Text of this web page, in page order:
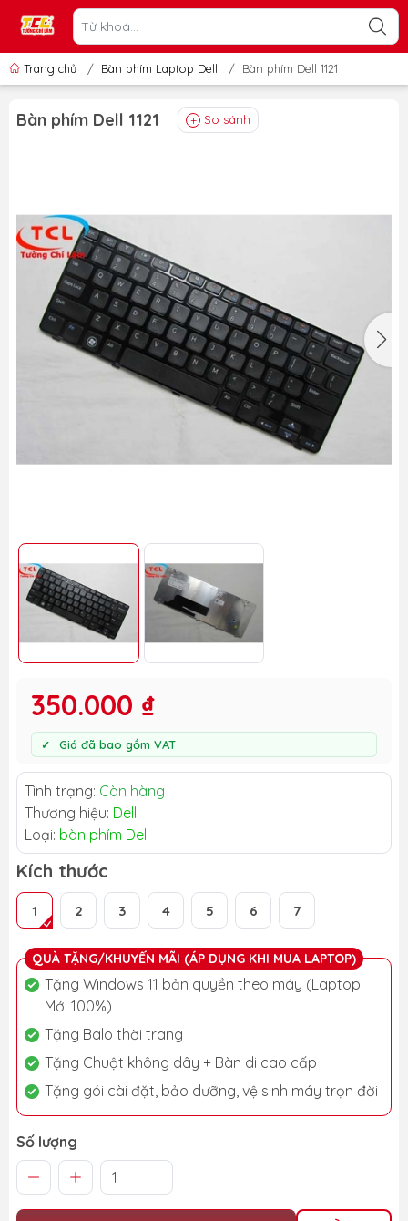
Trang chủ / Bàn phím Laptop Dell / Bàn phím Dell 1121
Bàn phím Dell 1121 So sánh
350.000 ₫
Giá đã bao gồm VAT
Tình trạng: Còn hàng
Thương hiệu: Dell
Loại: bàn phím Dell
Kích thước
1 2 3 4 5 6 7
QUÀ TẶNG/KHUYẾN MÃI (ÁP DỤNG KHI MUA LAPTOP)
Tặng Windows 11 bản quyền theo máy (Laptop
Mới 100%)
Tặng Balo thời trang
Tặng Chuột không dây + Bàn di cao cấp
Tặng gói cài đặt, bảo dưỡng, vệ sinh máy trọn đời
Số lượng